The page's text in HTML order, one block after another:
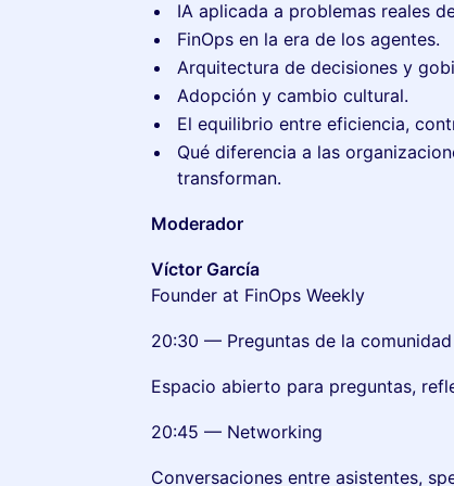
IA aplicada a problemas reales
FinOps en la era de los agentes.
Arquitectura de decisiones y
Adopción y cambio cultural.
El equilibrio entre eficiencia,
Qué diferencia a las
transforman.
Moderador
Víctor García
Founder at FinOps Weekly
20:30 — Preguntas de la comunidad
Espacio abierto para preguntas,
20:45 — Networking
Conversaciones entre asistentes,